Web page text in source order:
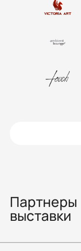
Партнеры
выставки